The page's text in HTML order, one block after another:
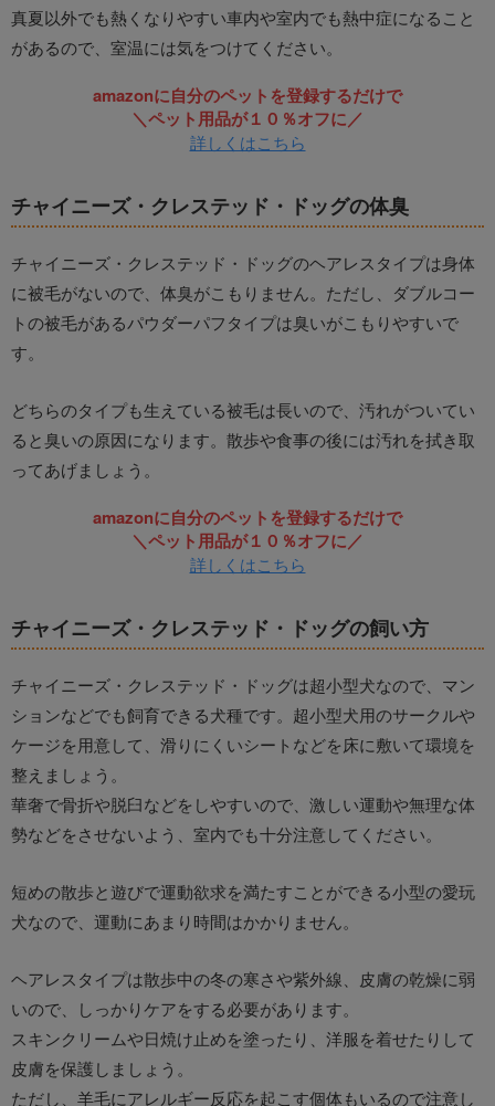
真夏以外でも熱くなりやすい車内や室内でも熱中症になること
があるので、室温には気をつけてください。
amazonに自分のペットを登録するだけで
＼ペット用品が１０％オフに／
詳しくはこちら
チャイニーズ・クレステッド・ドッグの体臭
チャイニーズ・クレステッド・ドッグのヘアレスタイプは身体
に被毛がないので、体臭がこもりません。ただし、ダブルコー
トの被毛があるパウダーパフタイプは臭いがこもりやすいで
す。
どちらのタイプも生えている被毛は長いので、汚れがついてい
ると臭いの原因になります。散歩や食事の後には汚れを拭き取
ってあげましょう。
amazonに自分のペットを登録するだけで
＼ペット用品が１０％オフに／
詳しくはこちら
チャイニーズ・クレステッド・ドッグの飼い方
チャイニーズ・クレステッド・ドッグは超小型犬なので、マン
ションなどでも飼育できる犬種です。超小型犬用のサークルや
ケージを用意して、滑りにくいシートなどを床に敷いて環境を
整えましょう。
華奢で骨折や脱臼などをしやすいので、激しい運動や無理な体
勢などをさせないよう、室内でも十分注意してください。
短めの散歩と遊びで運動欲求を満たすことができる小型の愛玩
犬なので、運動にあまり時間はかかりません。
ヘアレスタイプは散歩中の冬の寒さや紫外線、皮膚の乾燥に弱
いので、しっかりケアをする必要があります。
スキンクリームや日焼け止めを塗ったり、洋服を着せたりして
皮膚を保護しましょう。
ただし、羊毛にアレルギー反応を起こす個体もいるので注意し